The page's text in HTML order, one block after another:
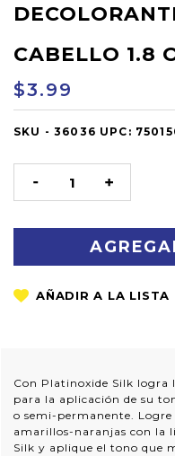
CABELLO 1.8
$3.99
OUT
SKU - 36036 UPC:
DISMINUIR
LA LA
Con Platinoxide Silk logra
para la aplicación de su
o semi-permanente.
amarillos-naranjas con la
Silk y aplique el tono que